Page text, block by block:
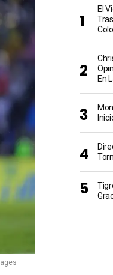
El
En